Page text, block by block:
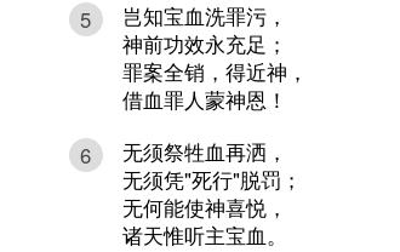
5
岂知宝血洗罪污，
神前功效永充足；
罪案全销，得近神，
借血罪人蒙神恩！
6
无须祭牲血再洒，
无须凭"死行"脱罚；
无何能使神喜悦，
诸天惟听主宝血。